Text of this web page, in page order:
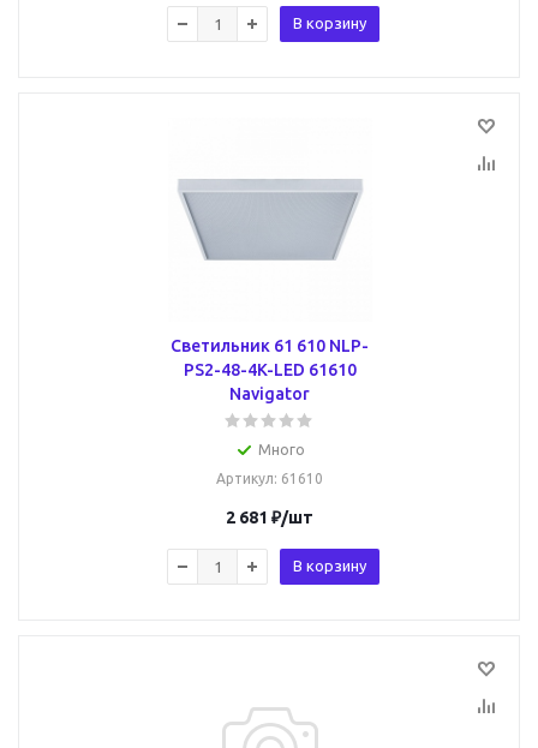
В корзину
Светильник 61 610 NLP-
PS2-48-4K-LED 61610
Navigator
Много
Артикул: 61610
2 681 ₽/шт
В корзину